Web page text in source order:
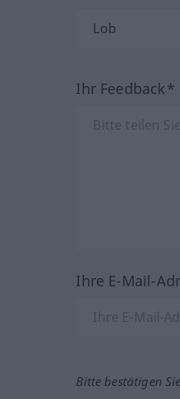
Ihr Feedback*
Ihre E-Mail-
Bitte bestätigen